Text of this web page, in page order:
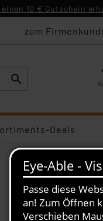
10 € Gutschein
zum
Deals